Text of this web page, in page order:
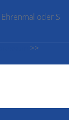
oder S
>>